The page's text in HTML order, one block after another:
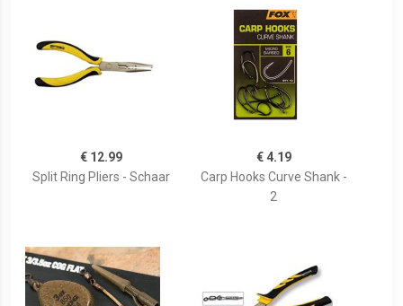
€ 12.99
Split Ring Pliers - Schaar
€ 4.19
Carp Hooks Curve Shank -
2